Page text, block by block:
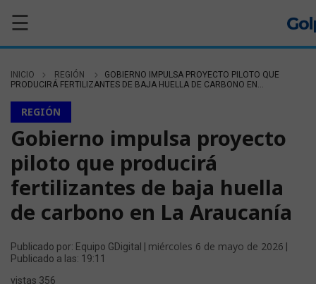
☰
INICIO REGIÓN
GOBIERNO IMPULSA PROYECTO PILOTO QUE
PRODUCIRÁ FERTILIZANTES DE BAJA HUELLA DE CARBONO EN...
REGIÓN
Gobierno impulsa proyecto
piloto que producirá
fertilizantes de baja huella
de carbono en La Araucanía
Publicado por: Equipo GDigital | miércoles 6 de mayo de 2026
Publicado a las: 19:11
vistas 356